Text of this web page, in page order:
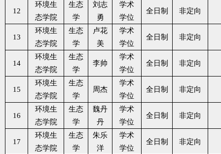
12
环境生
态学院
生态
学
刘志
勇
学术
学位
全日制 非定向
13
环境生
态学院
生态
学
卢花
美
学术
学位
全日制 非定向
14
环境生
态学院
生态
学
李帅
学术
学位
全日制 非定向
15
环境生
态学院
生态
学
周杰
学术
学位
全日制 非定向
16
环境生
态学院
生态
学
魏丹
丹
学术
学位
全日制 非定向
17
环境生
态学院
生态
学
朱乐
洋
学术
学位
全日制 非定向